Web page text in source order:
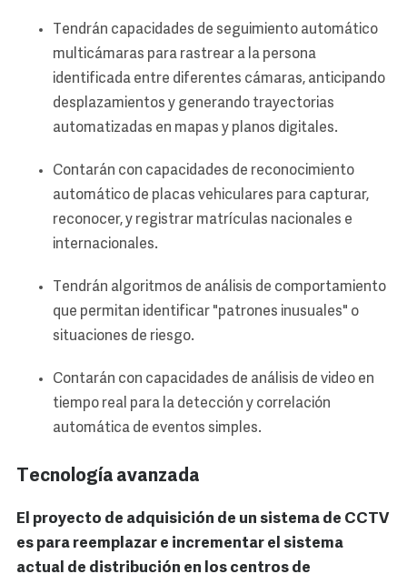
Tendrán capacidades de seguimiento automático
multicámaras para rastrear a la persona
identificada entre diferentes cámaras, anticipando
desplazamientos y generando trayectorias
automatizadas en mapas y planos digitales.
Contarán con capacidades de reconocimiento
automático de placas vehiculares para capturar,
reconocer, y registrar matrículas nacionales e
internacionales.
Tendrán algoritmos de análisis de comportamiento
que permitan identificar "patrones inusuales" o
situaciones de riesgo.
Contarán con capacidades de análisis de video en
tiempo real para la detección y correlación
automática de eventos simples.
Tecnología avanzada
El proyecto de adquisición de un sistema de CCTV
es para reemplazar e incrementar el sistema
actual de distribución en los centros de